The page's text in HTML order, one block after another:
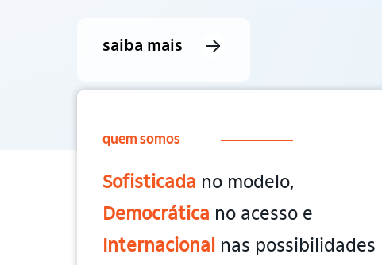
saiba mais
assista
saiba mais
conheça mais sobre a maior
conheça
ouça
saiba mais
quem somos
Sofisticada no modelo,
Democrática no acesso e
Internacional nas possibilidades